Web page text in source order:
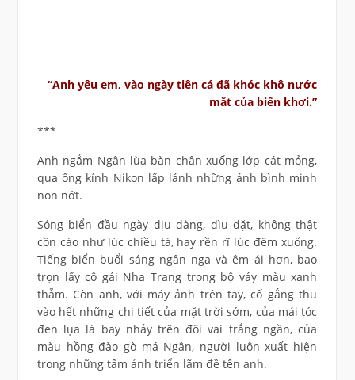
“Anh yêu em, vào ngày tiên cá đã khóc khô nước
mắt của biển khơi.”
***
Anh ngắm Ngân lùa bàn chân xuống lớp cát mỏng,
qua ống kính Nikon lấp lánh những ánh bình minh
non nớt.
Sóng biển đầu ngày dịu dàng, dìu dặt, không thật
cồn cào như lúc chiều tà, hay rền rĩ lúc đêm xuống.
Tiếng biển buổi sáng ngân nga và êm ái hơn, bao
trọn lấy cô gái Nha Trang trong bộ váy màu xanh
thẫm. Còn anh, với máy ảnh trên tay, cố gắng thu
vào hết những chi tiết của mặt trời sớm, của mái tóc
đen lụa là bay nhảy trên đôi vai trắng ngần, của
màu hồng đào gò má Ngân, người luôn xuất hiện
trong những tấm ảnh triển lãm đề tên anh.